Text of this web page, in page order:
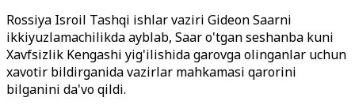
Rossiya Isroil Tashqi ishlar vaziri Gideon Saarni
ikkiyuzlamachilikda ayblab, Saar o'tgan seshanba kuni
Xavfsizlik Kengashi yig'ilishida garovga olinganlar uchun
xavotir bildirganida vazirlar mahkamasi qarorini
bilganini da'vo qildi.